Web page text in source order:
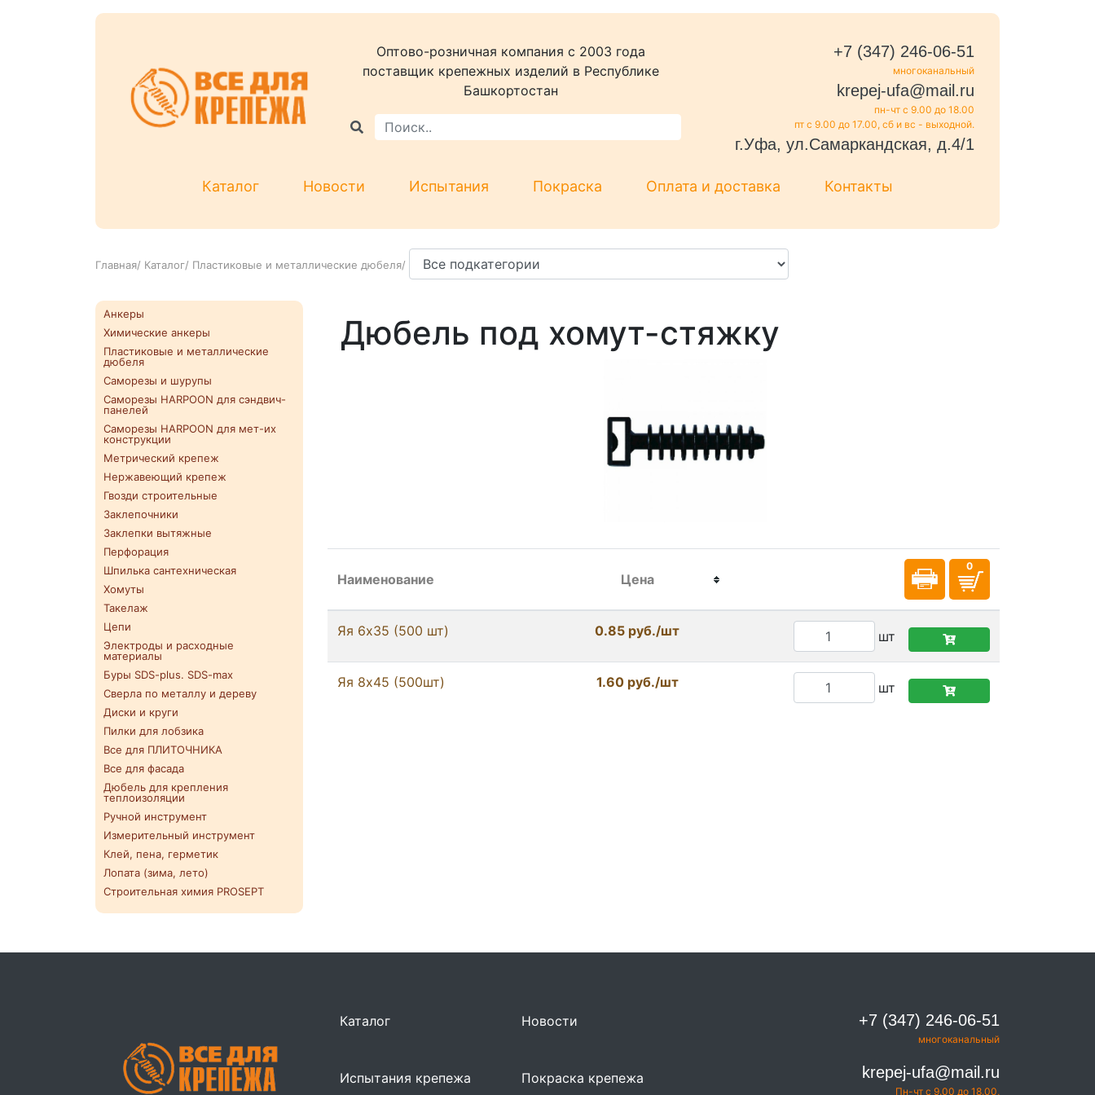
Оптово-розничная компания c 2003 года
поставщик крепежных изделий в Республике
Башкортостан
+7 (347) 246-06-51
многоканальный
krepej-ufa@mail.ru
пн-чт с 9.00 до 18.00
пт с 9.00 до 17.00, сб и вс - выходной.
г.Уфа, ул.Самаркандская, д.4/1
Каталог Новости Испытания Покраска Оплата и доставка Контакты
Главная/ Каталог/ Пластиковые и металлические дюбеля/
Анкеры
Химические анкеры
Пластиковые и металлические
дюбеля
Саморезы и шурупы
Саморезы HARPOON для сэндвич-
панелей
Саморезы HARPOON для мет-их
конструкции
Метрический крепеж
Нержавеющий крепеж
Гвозди строительные
Заклепочники
Заклепки вытяжные
Перфорация
Шпилька сантехническая
Хомуты
Такелаж
Цепи
Электроды и расходные
материалы
Буры SDS-plus. SDS-max
Сверла по металлу и дереву
Диски и круги
Пилки для лобзика
Все для ПЛИТОЧНИКА
Все для фасада
Дюбель для крепления
теплоизоляции
Ручной инструмент
Измерительный инструмент
Клей, пена, герметик
Лопата (зима, лето)
Строительная химия PROSEPT
Дюбель под хомут-стяжку
Наименование Цена
Яя 6х35 (500 шт) 0.85 руб./шт шт
Яя 8х45 (500шт) 1.60 руб./шт шт
Каталог Новости
Испытания крепежа Покраска крепежа
+7 (347) 246-06-51
многоканальный
krepej-ufa@mail.ru
Пн-чт с 9.00 до 18.00,